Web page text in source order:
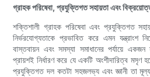
গ্রাহক পরিষেবা, প্রযুক্তিগত সহায়তা এবং
শক্তিশালী গ্রাহক পরিষেবা এবং প্রযুক্তিগত
নির্ভরযোগ্যতাকে প্রভাবিত করে এমন যন্ত্রাংশ
বাস্তবায়ন এবং সমস্যা সমাধানের পর্যায়ে একজন
প্রায়শই নির্ধারণ করে যে একটি অংশীদারিত্ব মসৃণ
প্রযুক্তিগত দল কতটা সহজলভ্য এবং জ্ঞানী তা